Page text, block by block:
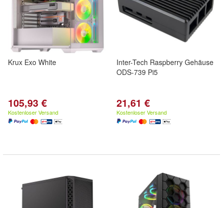
Krux Exo White
105,93 €
Kostenloser Versand
Inter-Tech Raspberry Gehäuse
ODS-739 Pi5
21,61 €
Kostenloser Versand